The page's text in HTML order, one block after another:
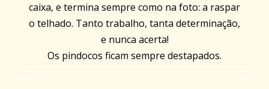
caixa, e termina sempre como na foto: a raspar
o telhado. Tanto trabalho, tanta determinação,
e nunca acerta!
Os pindocos ficam sempre destapados.